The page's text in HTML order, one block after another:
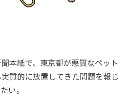
本紙で、東京都が悪質なペット
質的に放置してきた問題を報じ
い。